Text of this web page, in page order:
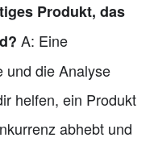
Produkt, das
A: Eine
und die Analyse
helfen, ein Produkt
abhebt und